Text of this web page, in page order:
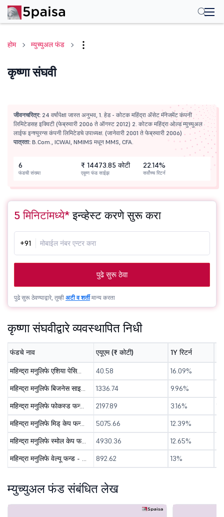
होम म्युच्युअल फंड
कृष्णा संघवी
जीवनचरित्र: 24 वर्षांपेक्षा जास्त अनुभव, 1. हेड - कोटक महिंद्रा ॲसेट मॅनेजमेंट कंपनी
लिमिटेडसह इक्विटी (फेब्रुवारी 2006 ते ऑगस्ट 2012) 2. कोटक महिंद्रा ओल्ड म्युच्युअल
लाईफ इन्श्युरन्स कंपनी लिमिटेडचे उपाध्यक्ष. (जानेवारी 2001 ते फेब्रुवारी 2006)
पात्रता: B.Com., ICWAI, NMIMS मधून MMS, CFA.
6
फंडची संख्या
₹ 14473.85 कोटी
एकूण फंड साईझ
22.14%
सर्वोच्च रिटर्न
5 मिनिटांमध्ये*इन्व्हेस्ट करणे सुरू करा
+91
पुढे सुरू ठेवा
पुढे सुरू ठेवण्याद्वारे, तुम्ही अटी व शर्तीमान्य करता
कृष्णा संघवीद्वारे व्यवस्थापित निधी
फंडचे नाव एयूएम (₹ कोटी) 1Y रिटर्न
महिन्द्रा मनुलिफे एशिया पेसिफिक आरईआईटीएस एफओएफ - डीआइआर ( जि ) 40.58 16.09%
महिन्द्रा मनुलिफे बिजनेस साइकल फन्ड - डीआइआर ( जि )
1336.74 9.96%
महिन्द्रा मनुलिफे फोकस्ड फन्ड - डायरेक्ट ( जि )
2197.89 3.16%
महिन्द्रा मनुलिफे मिड् केप फन्ड - डायरेक्ट ( जि )
5075.66 12.39%
महिन्द्रा मनुलिफे स्मोल केप फन्ड - डायरेक्ट ( जि )
4930.36 12.65%
महिन्द्रा मनुलिफे वेल्यू फन्ड - डायरेक्ट ( जि )
892.62 13%
म्युच्युअल फंड संबंधित लेख